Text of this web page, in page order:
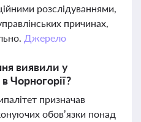
розслідуваннями,
причинах,
Джерело
виявили у
Чорногорії?
призначав
обов’язки понад